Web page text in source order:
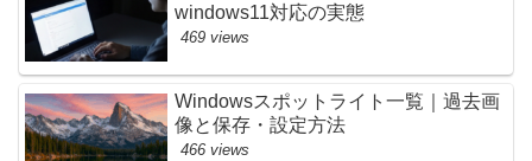
windows11対応の実態
469 views
Windowsスポットライト一覧｜過去画
像と保存・設定方法
466 views